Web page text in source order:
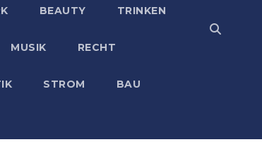
BEAUTY TRINKEN
MUSIK RECHT
STROM BAU